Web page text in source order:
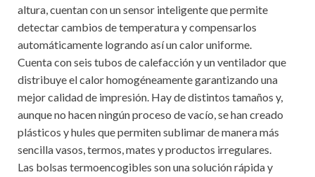
altura, cuentan con un sensor inteligente que permite
detectar cambios de temperatura y compensarlos
automáticamente logrando así un calor uniforme.
Cuenta con seis tubos de calefacción y un ventilador que
distribuye el calor homogéneamente garantizando una
mejor calidad de impresión. Hay de distintos tamaños y,
aunque no hacen ningún proceso de vacío, se han creado
plásticos y hules que permiten sublimar de manera más
sencilla vasos, termos, mates y productos irregulares.
Las bolsas termoencogibles son una solución rápida y